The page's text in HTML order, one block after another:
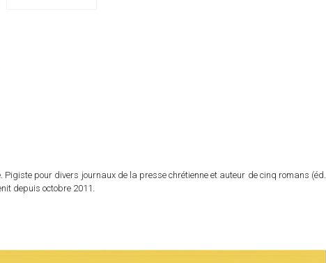
Pigiste pour divers journaux de la presse chrétienne et auteur de cinq romans (éd.
depuis octobre 2011.